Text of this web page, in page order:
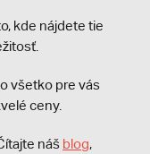
kde nájdete tie
to všetko pre vás
ceny.
náš blog,